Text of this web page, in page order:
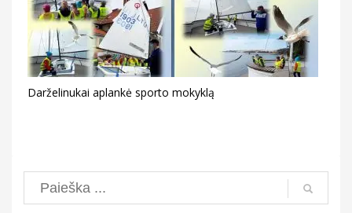
Darželinukai aplankė sporto mokyklą
Search